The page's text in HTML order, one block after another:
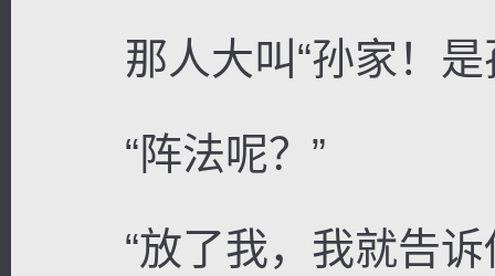
那人大叫“孙家！是
“阵法呢？”
“放了我，我就告诉